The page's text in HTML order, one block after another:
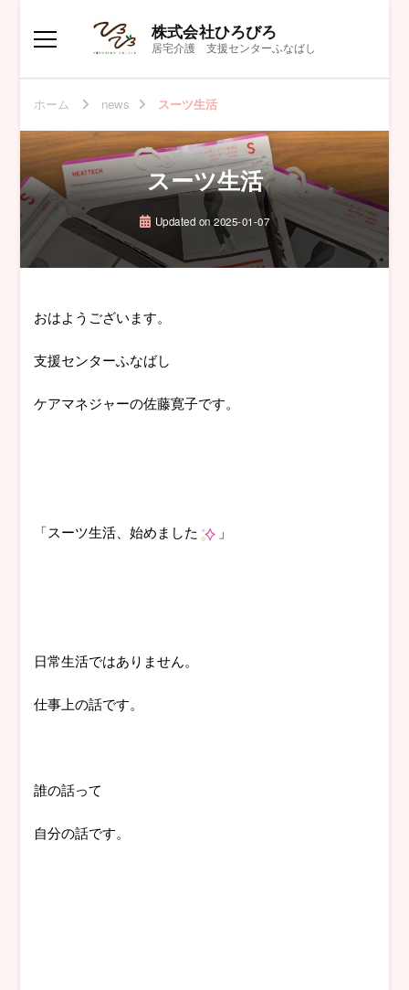
株式会社ひろびろ
居宅介護 支援センターふなばし
ホーム news スーツ生活
スーツ生活
Updated on2025-01-07
おはようございます。
支援センターふなばし
ケアマネジャーの佐藤寛子です。
「スーツ生活、始めました 」
日常生活ではありません。
仕事上の話です。
誰の話って
自分の話です。